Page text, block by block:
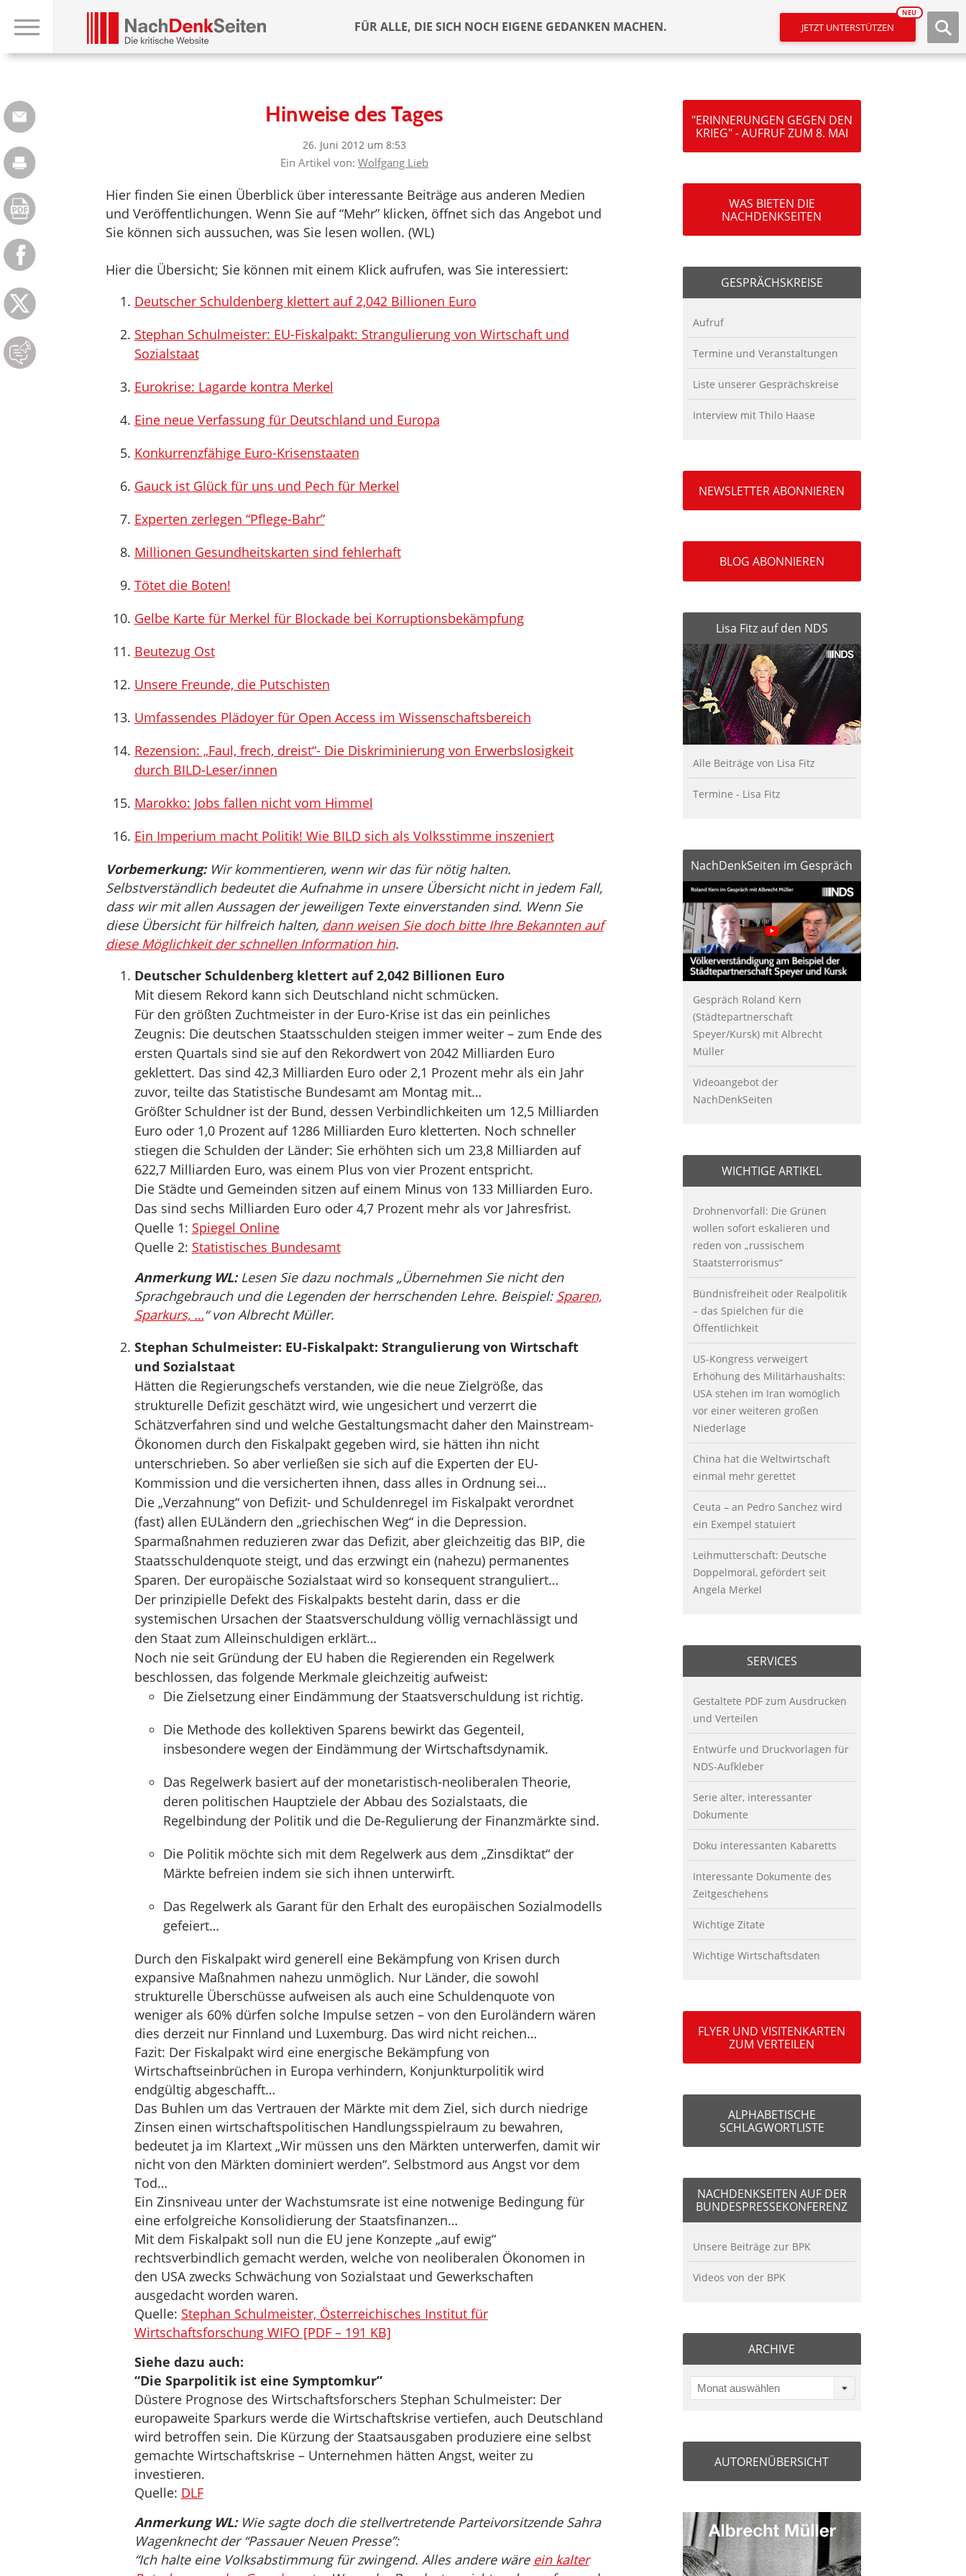
FÜR ALLE, DIE SICH NOCH EIGENE GEDANKEN MACHEN. JETZT UNTERSTÜTZEN
NEU
Hinweise des Tages
26. Juni 2012 um 8:53
Ein Artikel von: Wolfgang Lieb
Hier finden Sie einen Überblick über interessante Beiträge aus anderen Medien
und Veröffentlichungen. Wenn Sie auf “Mehr” klicken, öffnet sich das Angebot und
Sie können sich aussuchen, was Sie lesen wollen. (WL)
Hier die Übersicht; Sie können mit einem Klick aufrufen, was Sie interessiert:
Deutscher Schuldenberg klettert auf 2,042 Billionen Euro
Stephan Schulmeister: EU-Fiskalpakt: Strangulierung von Wirtschaft und
Sozialstaat
Eurokrise: Lagarde kontra Merkel
Eine neue Verfassung für Deutschland und Europa
Konkurrenzfähige Euro-Krisenstaaten
Gauck ist Glück für uns und Pech für Merkel
Experten zerlegen “Pflege-Bahr”
Millionen Gesundheitskarten sind fehlerhaft
Tötet die Boten!
Gelbe Karte für Merkel für Blockade bei Korruptionsbekämpfung
Beutezug Ost
Unsere Freunde, die Putschisten
Umfassendes Plädoyer für Open Access im Wissenschaftsbereich
Rezension: „Faul, frech, dreist“- Die Diskriminierung von Erwerbslosigkeit
durch BILD-Leser/innen
Marokko: Jobs fallen nicht vom Himmel
Ein Imperium macht Politik! Wie BILD sich als Volksstimme inszeniert
Vorbemerkung:Wir kommentieren, wenn wir das für nötig halten.
Selbstverständlich bedeutet die Aufnahme in unsere Übersicht nicht in jedem Fall,
dass wir mit allen Aussagen der jeweiligen Texte einverstanden sind. Wenn Sie
diese Übersicht für hilfreich halten, dann weisen Sie doch bitte Ihre Bekannten auf
diese Möglichkeit der schnellen Information hin.
Deutscher Schuldenberg klettert auf 2,042 Billionen Euro
Mit diesem Rekord kann sich Deutschland nicht schmücken.
Für den größten Zuchtmeister in der Euro-Krise ist das ein peinliches
Zeugnis: Die deutschen Staatsschulden steigen immer weiter – zum Ende des
ersten Quartals sind sie auf den Rekordwert von 2042 Milliarden Euro
geklettert. Das sind 42,3 Milliarden Euro oder 2,1 Prozent mehr als ein Jahr
zuvor, teilte das Statistische Bundesamt am Montag mit…
Größter Schuldner ist der Bund, dessen Verbindlichkeiten um 12,5 Milliarden
Euro oder 1,0 Prozent auf 1286 Milliarden Euro kletterten. Noch schneller
stiegen die Schulden der Länder: Sie erhöhten sich um 23,8 Milliarden auf
622,7 Milliarden Euro, was einem Plus von vier Prozent entspricht.
Die Städte und Gemeinden sitzen auf einem Minus von 133 Milliarden Euro.
Das sind sechs Milliarden Euro oder 4,7 Prozent mehr als vor Jahresfrist.
Quelle 1: Spiegel Online
Quelle 2: Statistisches Bundesamt
Anmerkung WL:Lesen Sie dazu nochmals „Übernehmen Sie nicht den
Sprachgebrauch und die Legenden der herrschenden Lehre. Beispiel: Sparen,
Sparkurs, …“ von Albrecht Müller.
Stephan Schulmeister: EU-Fiskalpakt: Strangulierung von Wirtschaft
und Sozialstaat
Hätten die Regierungschefs verstanden, wie die neue Zielgröße, das
strukturelle Defizit geschätzt wird, wie ungesichert und verzerrt die
Schätzverfahren sind und welche Gestaltungsmacht daher den Mainstream-
Ökonomen durch den Fiskalpakt gegeben wird, sie hätten ihn nicht
unterschrieben. So aber verließen sie sich auf die Experten der EU-
Kommission und die versicherten ihnen, dass alles in Ordnung sei…
Die „Verzahnung“ von Defizit- und Schuldenregel im Fiskalpakt verordnet
(fast) allen EULändern den „griechischen Weg“ in die Depression.
Sparmaßnahmen reduzieren zwar das Defizit, aber gleichzeitig das BIP, die
Staatsschuldenquote steigt, und das erzwingt ein (nahezu) permanentes
Sparen. Der europäische Sozialstaat wird so konsequent stranguliert…
Der prinzipielle Defekt des Fiskalpakts besteht darin, dass er die
systemischen Ursachen der Staatsverschuldung völlig vernachlässigt und
den Staat zum Alleinschuldigen erklärt…
Noch nie seit Gründung der EU haben die Regierenden ein Regelwerk
beschlossen, das folgende Merkmale gleichzeitig aufweist:
Die Zielsetzung einer Eindämmung der Staatsverschuldung ist richtig.
Die Methode des kollektiven Sparens bewirkt das Gegenteil,
insbesondere wegen der Eindämmung der Wirtschaftsdynamik.
Das Regelwerk basiert auf der monetaristisch-neoliberalen Theorie,
deren politischen Hauptziele der Abbau des Sozialstaats, die
Regelbindung der Politik und die De-Regulierung der Finanzmärkte sind.
Die Politik möchte sich mit dem Regelwerk aus dem „Zinsdiktat“ der
Märkte befreien indem sie sich ihnen unterwirft.
Das Regelwerk als Garant für den Erhalt des europäischen Sozialmodells
gefeiert…
Durch den Fiskalpakt wird generell eine Bekämpfung von Krisen durch
expansive Maßnahmen nahezu unmöglich. Nur Länder, die sowohl
strukturelle Überschüsse aufweisen als auch eine Schuldenquote von
weniger als 60% dürfen solche Impulse setzen – von den Euroländern wären
dies derzeit nur Finnland und Luxemburg. Das wird nicht reichen…
Fazit: Der Fiskalpakt wird eine energische Bekämpfung von
Wirtschaftseinbrüchen in Europa verhindern, Konjunkturpolitik wird
endgültig abgeschafft…
Das Buhlen um das Vertrauen der Märkte mit dem Ziel, sich durch niedrige
Zinsen einen wirtschaftspolitischen Handlungsspielraum zu bewahren,
bedeutet ja im Klartext „Wir müssen uns den Märkten unterwerfen, damit wir
nicht von den Märkten dominiert werden“. Selbstmord aus Angst vor dem
Tod…
Ein Zinsniveau unter der Wachstumsrate ist eine notwenige Bedingung für
eine erfolgreiche Konsolidierung der Staatsfinanzen…
Mit dem Fiskalpakt soll nun die EU jene Konzepte „auf ewig“
rechtsverbindlich gemacht werden, welche von neoliberalen Ökonomen in
den USA zwecks Schwächung von Sozialstaat und Gewerkschaften
ausgedacht worden waren.
Quelle: Stephan Schulmeister, Österreichisches Institut für
Wirtschaftsforschung WIFO [PDF – 191 KB]
Siehe dazu auch:
“Die Sparpolitik ist eine Symptomkur”
Düstere Prognose des Wirtschaftsforschers Stephan Schulmeister: Der
europaweite Sparkurs werde die Wirtschaftskrise vertiefen, auch Deutschland
wird betroffen sein. Die Kürzung der Staatsausgaben produziere eine selbst
gemachte Wirtschaftskrise – Unternehmen hätten Angst, weiter zu
investieren.
Quelle: DLF
Anmerkung WL:Wie sagte doch die stellvertretende Parteivorsitzende Sahra
Wagenknecht der “Passauer Neuen Presse”:
“Ich halte eine Volksabstimmung für zwingend. Alles andere wäre ein kalter
"ERINNERUNGEN GEGEN DEN
KRIEG" - AUFRUF ZUM 8. MAI
WAS BIETEN DIE
NACHDENKSEITEN
GESPRÄCHSKREISE
Aufruf
Termine und Veranstaltungen
Liste unserer Gesprächskreise
Interview mit Thilo Haase
NEWSLETTER ABONNIEREN
BLOG ABONNIEREN
Lisa Fitz auf den NDS
Alle Beiträge von Lisa Fitz
Termine - Lisa Fitz
NachDenkSeiten im Gespräch
Gespräch Roland Kern
(Städtepartnerschaft
Speyer/Kursk) mit Albrecht
Müller
Videoangebot der
NachDenkSeiten
WICHTIGE ARTIKEL
Drohnenvorfall: Die Grünen
wollen sofort eskalieren und
reden von „russischem
Staatsterrorismus“
Bündnisfreiheit oder Realpolitik
– das Spielchen für die
Öffentlichkeit
US-Kongress verweigert
Erhöhung des Militärhaushalts:
USA stehen im Iran womöglich
vor einer weiteren großen
Niederlage
China hat die Weltwirtschaft
einmal mehr gerettet
Ceuta – an Pedro Sanchez wird
ein Exempel statuiert
Leihmutterschaft: Deutsche
Doppelmoral, gefördert seit
Angela Merkel
SERVICES
Gestaltete PDF zum Ausdrucken
und Verteilen
Entwürfe und Druckvorlagen für
NDS-Aufkleber
Serie alter, interessanter
Dokumente
Doku interessanten Kabaretts
Interessante Dokumente des
Zeitgeschehens
Wichtige Zitate
Wichtige Wirtschaftsdaten
FLYER UND VISITENKARTEN
ZUM VERTEILEN
ALPHABETISCHE
SCHLAGWORTLISTE
NACHDENKSEITEN AUF DER
BUNDESPRESSEKONFERENZ
Unsere Beiträge zur BPK
Videos von der BPK
ARCHIVE
Monat auswählen
AUTORENÜBERSICHT